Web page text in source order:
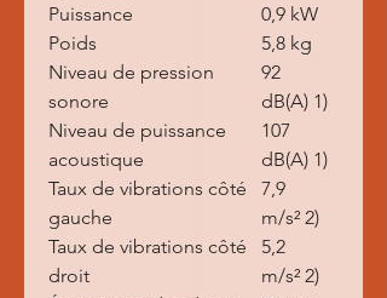
Puissance
0,9 kW
Poids
5,8 kg
Niveau de pression
sonore
92
dB(A) 1)
Niveau de puissance
acoustique
107
dB(A) 1)
Taux de vibrations côté
gauche
7,9
m/s² 2)
Taux de vibrations côté
droit
5,2
m/s² 2)